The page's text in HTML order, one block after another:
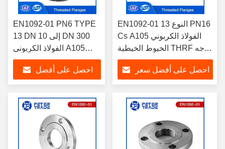
EN1092-01 PN6 TYPE
13 DN 10 إلى DN 300
الفولاذ الكربوني A105
الجهة المرتفعة الخيوط
الرفيعة THRF لأنظمة
الأنابيب الصناعية
احصل على أفضل
EN1092-01 النوع 13 PN16
Cs A105 الفولاذ الكربوني
الخيوط الخيطية THRF وجه
مرتفع / وجه مسطح لأنظمة
الأنابيب الصناعية
احصل على أفضل سعر